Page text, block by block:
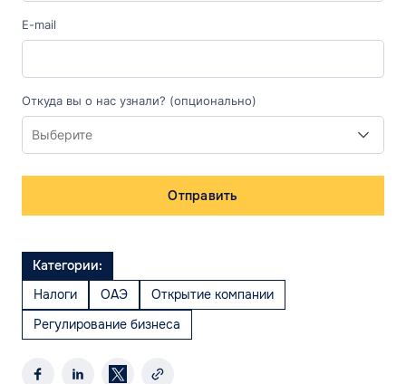
E-mail
Откуда вы о нас узнали? (опционально)
Отправить
Категории:
Налоги
ОАЭ
Открытие компании
Регулирование бизнеса